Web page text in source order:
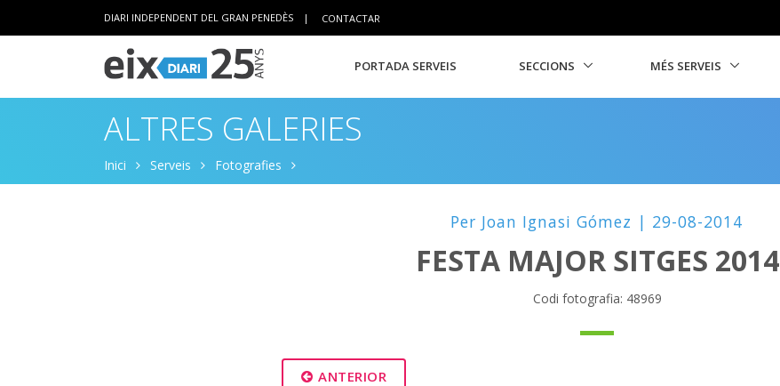
DIARI INDEPENDENT DEL GRAN PENEDÈS | CONTACTAR
PORTADA SERVEIS SECCIONS MÉS SERVEIS
ALTRES GALERIES
Inici Serveis Fotografies
Per Joan Ignasi Gómez | 29-08-2014
FESTA MAJOR SITGES 2014
Codi fotografia: 48969
ANTERIOR